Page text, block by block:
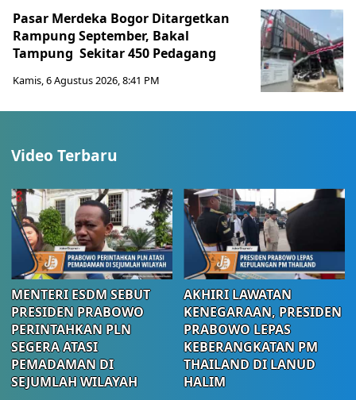
Pasar Merdeka Bogor Ditargetkan
Rampung September, Bakal
Tampung Sekitar 450 Pedagang
Kamis, 6 Agustus 2026, 8:41 PM
Video Terbaru
MENTERI ESDM SEBUT
PRESIDEN PRABOWO
PERINTAHKAN PLN
SEGERA ATASI
PEMADAMAN DI
SEJUMLAH WILAYAH
AKHIRI LAWATAN
KENEGARAAN, PRESIDEN
PRABOWO LEPAS
KEBERANGKATAN PM
THAILAND DI LANUD
HALIM